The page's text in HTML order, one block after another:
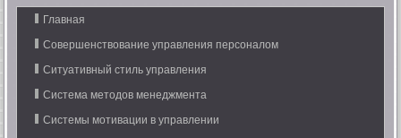
Главная
Совершенствование управления персоналом
Ситуативный стиль управления
Система методов менеджмента
Системы мотивации в управлении